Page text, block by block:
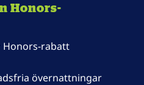
Honors-
Honors-rabatt
övernattningar